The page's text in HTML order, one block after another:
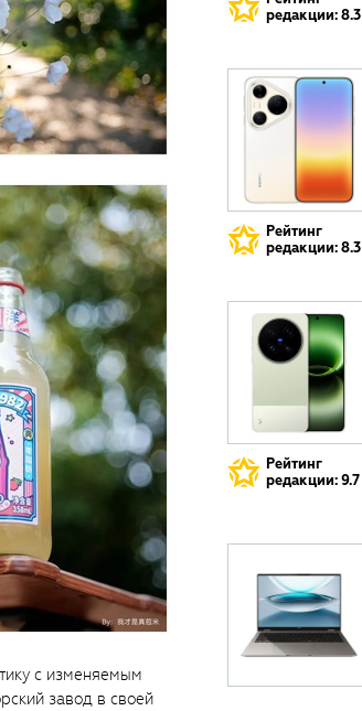
с изменяемым
завод в своей
редакции: 8.3
Рейтинг
редакции: 8.3
Рейтинг
редакции: 9.7